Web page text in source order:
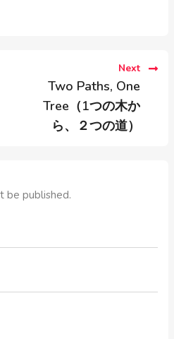
Next
Two Paths, One
Tree（1つの木か
ら、２つの道）
be published.